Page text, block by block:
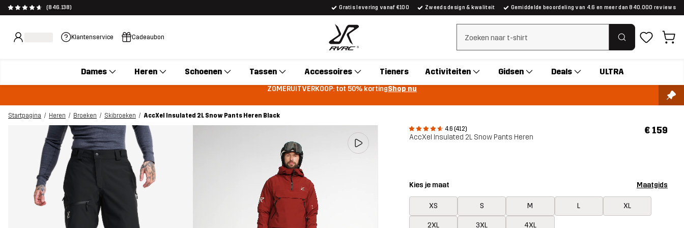
(846.138) Gratis levering vanaf €100 Zweeds design & kwaliteit Gemiddelde beoordeling van 4.6 en meer dan 840.000 reviews
Klantenservice Cadeaubon Zoeken wissen
Dames Heren Schoenen Tassen Accessoires Tieners Activiteiten Gidsen Deals ULTRA
ZOMERUITVERKOOP: tot 50% kortingShop nu
Startpagina Heren Broeken Skibroeken
AccXel Insulated 2L Snow Pants Heren Black
4.6 (412)
AccXel Insulated 2L Snow Pants Heren
€ 159
Kies je maat Maatgids
XS S M L XL
2XL 3XL 4XL